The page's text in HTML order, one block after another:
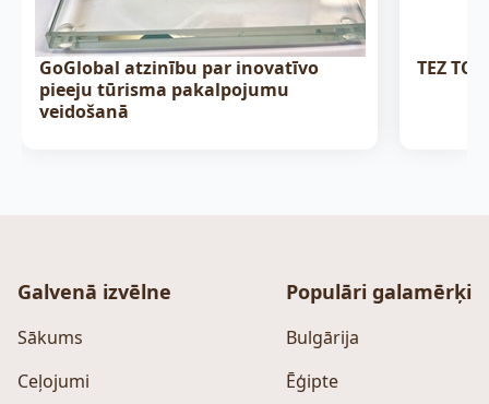
GoGlobal atzinību par inovatīvo
pieeju tūrisma pakalpojumu
veidošanā
TEZ
Galvenā izvēlne
Sākums
Ceļojumi
Populāri galamērķi
Bulgārija
Ēģipte